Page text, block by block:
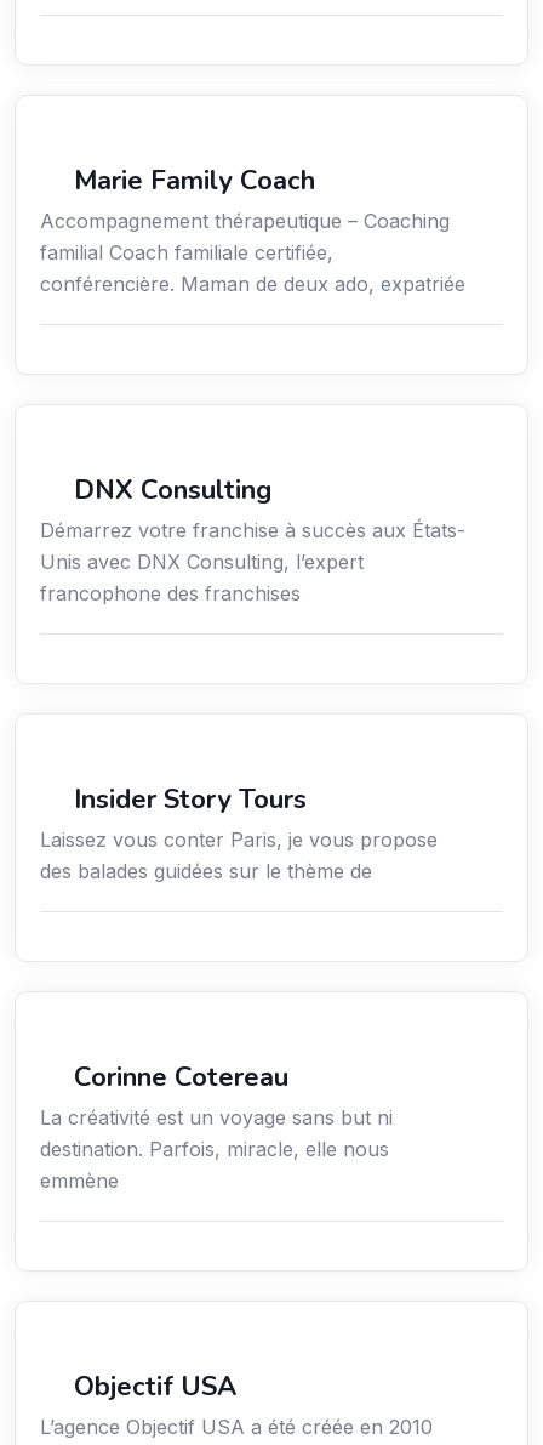
Marie Family Coach
Accompagnement thérapeutique – Coaching
familial Coach familiale certifiée,
conférencière. Maman de deux ado, expatriée
DNX Consulting
Démarrez votre franchise à succès aux États-
Unis avec DNX Consulting, l’expert
francophone des franchises
Insider Story Tours
Laissez vous conter Paris, je vous propose
des balades guidées sur le thème de
Corinne Cotereau
La créativité est un voyage sans but ni
destination. Parfois, miracle, elle nous
emmène
Objectif USA
L’agence Objectif USA a été créée en 2010